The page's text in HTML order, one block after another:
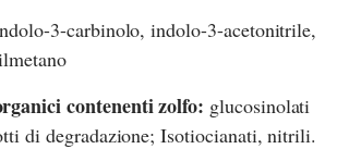
3-carbinolo, indolo-3-acetonitrile,
contenenti zolfo: glucosinolati
di degradazione; Isotiocianati, nitrili.